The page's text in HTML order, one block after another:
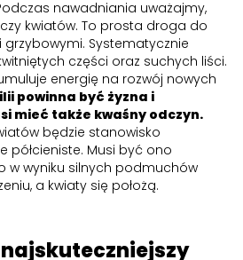
nawadniania uważajmy,
kwiatów. To prosta droga do
Systematycznie
części oraz suchych liści.
energię na rozwój nowych
powinna być żyzna i
mieć także kwaśny odczyn.
będzie stanowisko
półcieniste. Musi być ono
w wyniku silnych podmuchów
a kwiaty się położą.